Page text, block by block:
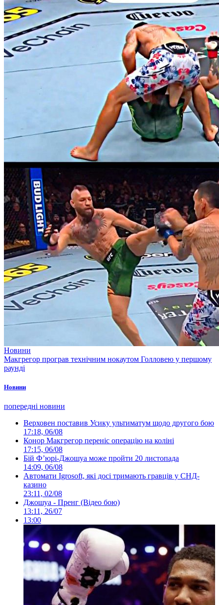
Новини
Макгрегор програв технічним нокаутом Голловею у першому
раунді
Новини
попередні новини
Верховен поставив Усику ультиматум щодо другого бою
17:18, 06/08
Конор Макгрегор переніс операцію на коліні
17:15, 06/08
Бій Ф’юрі-Джошуа може пройти 20 листопада
14:09, 06/08
Автомати Igrosoft, які досі тримають гравців у СНД-
казино
23:11, 02/08
Джошуа - Пренг (Відео бою)
13:11, 26/07
13:00